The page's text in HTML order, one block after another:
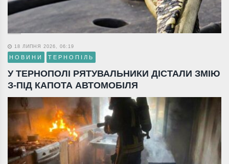
18 ЛИПНЯ 2026, 06:19
НОВИНИ ТЕРНОПІЛЬ
У ТЕРНОПОЛІ РЯТУВАЛЬНИКИ ДІСТАЛИ ЗМІЮ
З-ПІД КАПОТА АВТОМОБІЛЯ